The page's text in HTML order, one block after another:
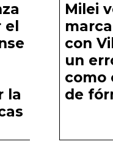
la
Milei
con
un
como
de